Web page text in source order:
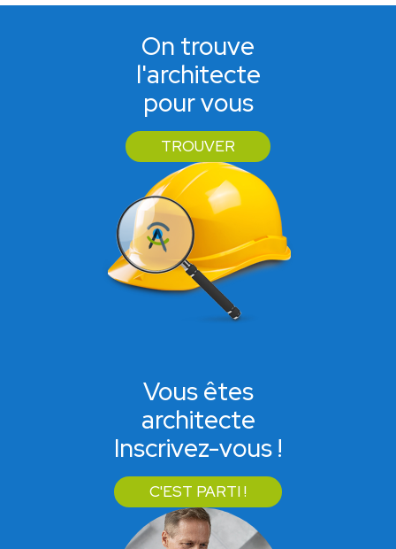
On trouve
l'architecte
pour vous
TROUVER
Vous êtes
architecte
Inscrivez-vous !
C'EST PARTI !